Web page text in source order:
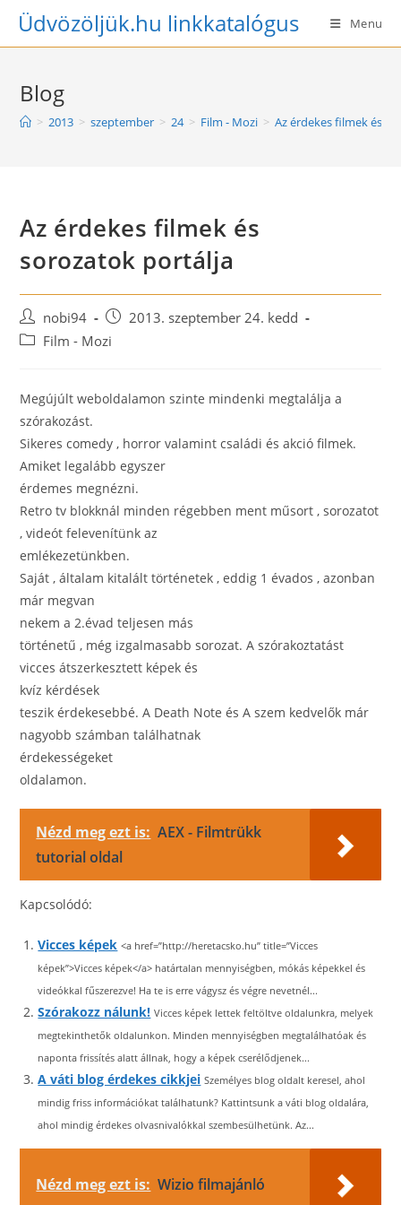
SkipÜdvözöljük.hu linkkatalógus Menu
Blog
> 2013 > szeptember > 24 > Film - Mozi > Az érdekes filmek és
Az érdekes filmek és
sorozatok portálja
Post
author:
nobi94
Post
published:
2013. szeptember 24. kedd
PostFilm - Mozi
Megújúlt weboldalamon szinte mindenki megtalálja a
szórakozást.
Sikeres comedy , horror valamint családi és akció filmek.
Amiket legalább egyszer
érdemes megnézni.
Retro tv blokknál minden régebben ment műsort , sorozatot
, videót felevenítünk az
emlékezetünkben.
Saját , általam kitalált történetek , eddig 1 évados , azonban
már megvan
nekem a 2.évad teljesen más
történetű , még izgalmasabb sorozat. A szórakoztatást
vicces átszerkesztett képek és
kvíz kérdések
teszik érdekesebbé. A Death Note és A szem kedvelők már
nagyobb számban találhatnak
érdekességeket
oldalamon.
Nézd meg ezt is: AEX - Filmtrükk
tutorial oldal
Kapcsolódó:
Vicces képek <a href=”http://heretacsko.hu” title=”Vicces
képek”>Vicces képek</a> határtalan mennyiségben, mókás képekkel és
videókkal fűszerezve! Ha te is erre vágysz és végre nevetnél...
Szórakozz nálunk! Vicces képek lettek feltöltve oldalunkra, melyek
megtekinthetők oldalunkon. Minden mennyiségben megtalálhatóak és
naponta frissítés alatt állnak, hogy a képek cserélődjenek...
A váti blog érdekes cikkjei Személyes blog oldalt keresel, ahol
mindig friss információkat találhatunk? Kattintsunk a váti blog oldalára,
ahol mindig érdekes olvasnivalókkal szembesülhetünk. Az...
Nézd meg ezt is: Wizio filmajánló